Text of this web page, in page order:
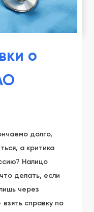
о
долго,
а критика
Налицо
делать, если
через
справку по